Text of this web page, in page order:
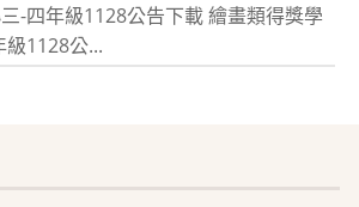
-四年級1128公告下載 繪畫類得獎學
1128公...